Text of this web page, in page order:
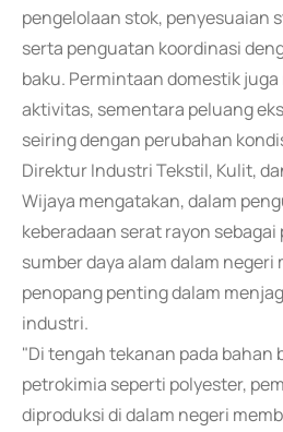
pengelolaan stok, penyesuaian
serta penguatan koordinasi
baku. Permintaan domestik
aktivitas, sementara peluang
seiring dengan perubahan
Direktur Industri Tekstil, Kulit,
Wijaya mengatakan, dalam
keberadaan serat rayon sebagai
sumber daya alam dalam negeri
penopang penting dalam
industri.
"Di tengah tekanan pada bahan
petrokimia seperti polyester,
diproduksi di dalam negeri